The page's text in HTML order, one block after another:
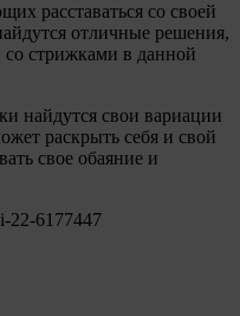
расставаться со своей
отличные решения,
стрижками в данной
найдутся свои вариации
раскрыть себя и свой
свое обаяние и